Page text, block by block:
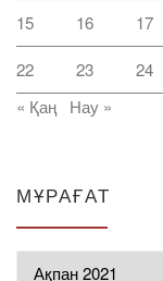
15 16 17
22 23 24
« Қаң
Нау »
МҰРАҒАТ